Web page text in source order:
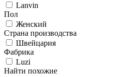
Lanvin
Пол
Женский
Страна производства
Швейцария
Фабрика
Luzi
Найти похожие